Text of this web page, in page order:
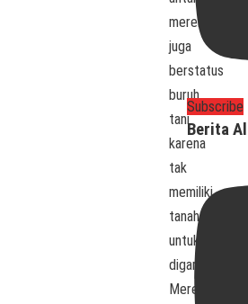
mereka
juga
berstatus
buruh
tani
karena
tak
memiliki
tanah
untuk
digarap.
Mereka
Subscribe
Berita